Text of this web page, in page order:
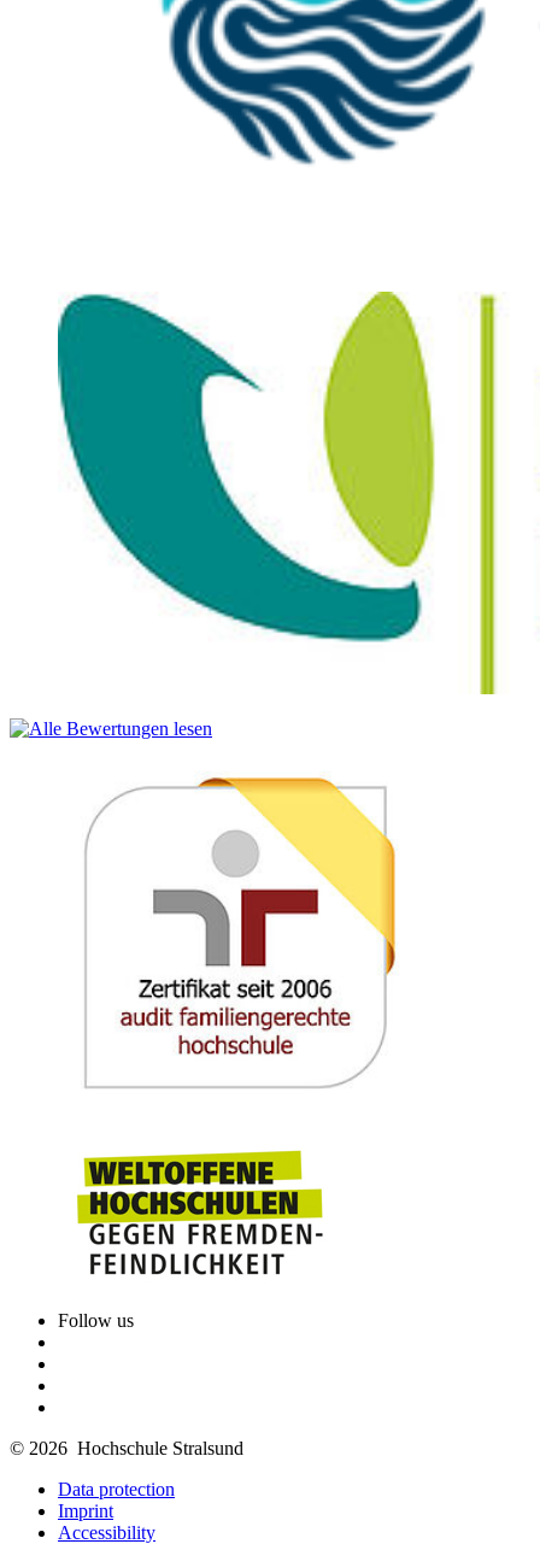
Follow us
© 2026 Hochschule Stralsund
Data protection
Imprint
Accessibility